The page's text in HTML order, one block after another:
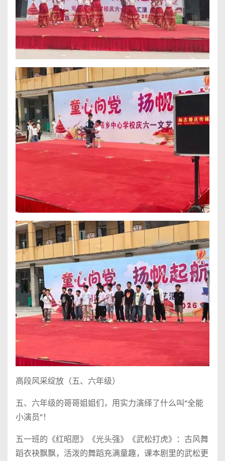
高段风采绽放（五、六年级）
五、六年级的哥哥姐姐们，用实力演绎了什么叫“全能
小演员”！
五一班的《红昭愿》《光头强》《武松打虎》：古风舞
蹈衣袂飘飘，活泼的舞蹈充满童趣，课本剧里的武松更